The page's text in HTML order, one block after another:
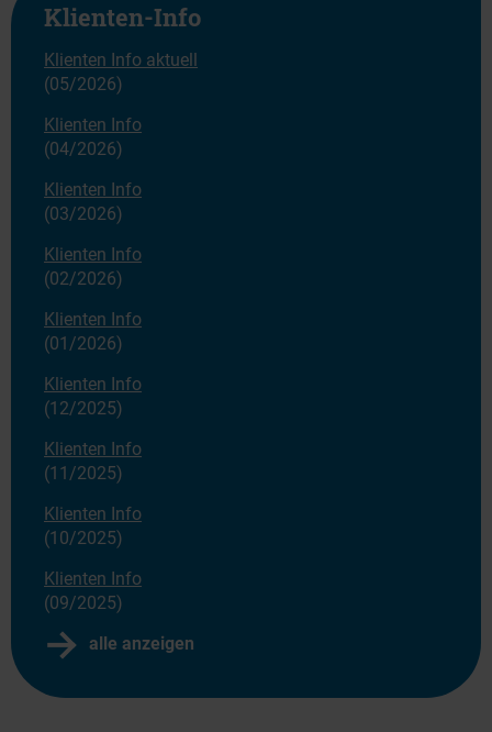
Klienten-Info
Klienten Info aktuell
(05/2026)
Klienten Info
(04/2026)
Klienten Info
(03/2026)
Klienten Info
(02/2026)
Klienten Info
(01/2026)
Klienten Info
(12/2025)
Klienten Info
(11/2025)
Klienten Info
(10/2025)
Klienten Info
(09/2025)
alle anzeigen